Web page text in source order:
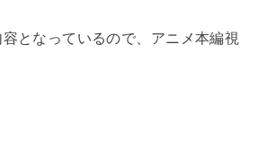
となっているので、アニメ本編視